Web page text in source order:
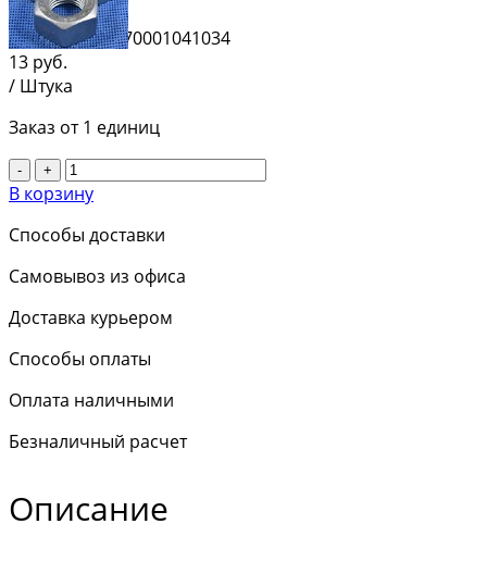
Сравнить
Штрихкод:4670001041034
13 руб.
/ Штука
Заказ от 1 единиц
- +
В корзину
Способы доставки
Самовывоз из офиса
Доставка курьером
Способы оплаты
Оплата наличными
Безналичный расчет
Описание